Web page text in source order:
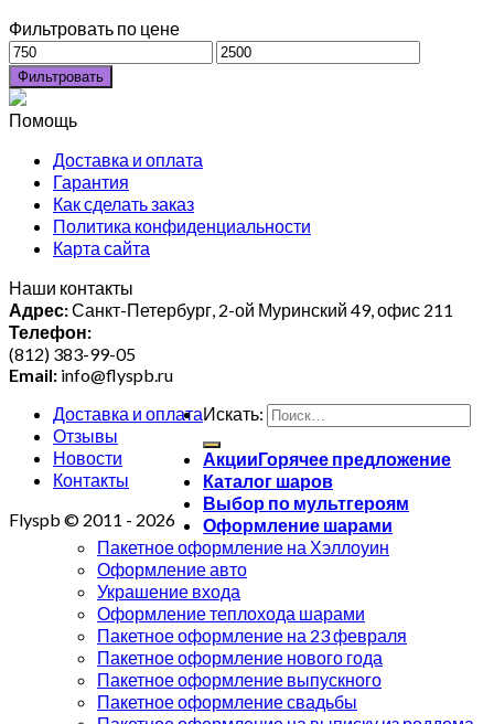
Фильтровать по цене
Фильтровать
Помощь
Доставка и оплата
Гарантия
Как сделать заказ
Политика конфиденциальности
Карта сайта
Наши контакты
Адрес:Санкт-Петербург, 2-ой Муринский 49, офис 211
Телефон:
(812) 383-99-05
Email: info@flyspb.ru
Доставка и оплата
Отзывы
Новости
Контакты
Flyspb © 2011 - 2026
Искать:
Акции
Каталог шаров
Выбор по мультгероям
Оформление шарами
Пакетное оформление на Хэллоуин
Оформление авто
Украшение входа
Оформление теплохода шарами
Пакетное оформление на 23 февраля
Пакетное оформление нового года
Пакетное оформление выпускного
Пакетное оформление свадьбы